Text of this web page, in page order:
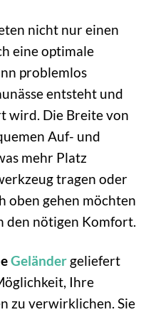
nicht nur einen
eine optimale
problemlos
entsteht und
wird. Die Breite von
Auf- und
mehr Platz
tragen oder
oben gehen möchten
den nötigen Komfort.
Geländer geliefert
Ihre
zu verwirklichen. Sie